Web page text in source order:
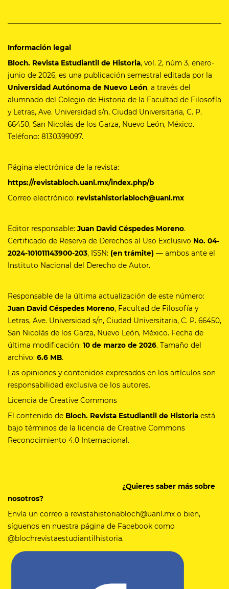
Información legal
Bloch. Revista Estudiantil de Historia, vol. 2, núm 3, enero-
junio de 2026, es una publicación semestral editada por la
Universidad Autónoma de Nuevo León, a través del
alumnado del Colegio de Historia de la Facultad de Filosofía
y Letras, Ave. Universidad s/n, Ciudad Universitaria, C. P.
66450, San Nicolás de los Garza, Nuevo León, México.
Teléfono: 8130399097.
Página electrónica de la revista:
https://revistabloch.uanl.mx/index.php/b
Correo electrónico: revistahistoriabloch@uanl.mx
Editor responsable: Juan David Céspedes Moreno.
Certificado de Reserva de Derechos al Uso Exclusivo No. 04-
2024-101011143900-203, ISSN: (en trámite) — ambos ante el
Instituto Nacional del Derecho de Autor.
Responsable de la última actualización de este número:
Juan David Céspedes Moreno, Facultad de Filosofía y
Letras, Ave. Universidad s/n, Ciudad Universitaria, C. P. 66450,
San Nicolás de los Garza, Nuevo León, México. Fecha de
última modificación: 10 de marzo de 2026. Tamaño del
archivo: 6.6 MB.
Las opiniones y contenidos expresados en los artículos son
responsabilidad exclusiva de los autores.
Licencia de Creative Commons
El contenido de Bloch. Revista Estudiantil de Historia está
bajo términos de la licencia de Creative Commons
Reconocimiento 4.0 Internacional.
¿Quieres saber más sobre
nosotros?
Envía un correo a revistahistoriabloch@uanl.mx o bien,
síguenos en nuestra página de Facebook como
@blochrevistaestudiantilhistoria.